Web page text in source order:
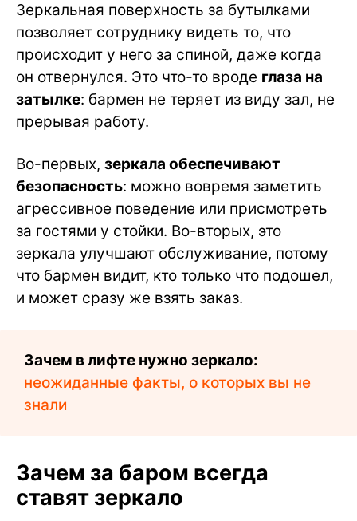
Зеркальная поверхность за бутылками
позволяет сотруднику видеть то, что
происходит у него за спиной, даже когда
он отвернулся. Это что-то вроде глаза на
затылке: бармен не теряет из виду зал, не
прерывая работу.
Во-первых, зеркала обеспечивают
безопасность: можно вовремя заметить
агрессивное поведение или присмотреть
за гостями у стойки. Во-вторых, это
зеркала улучшают обслуживание, потому
что бармен видит, кто только что подошел,
и может сразу же взять заказ.
Зачем в лифте нужно зеркало:
неожиданные факты, о которых вы не
знали
Зачем за баром всегда
ставят зеркало